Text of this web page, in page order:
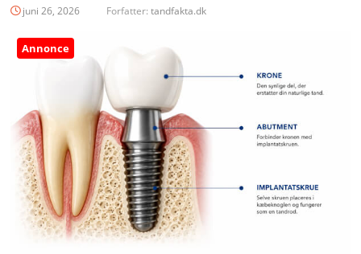
juni 26, 2026 Forfatter:tandfakta.dk
Annonce